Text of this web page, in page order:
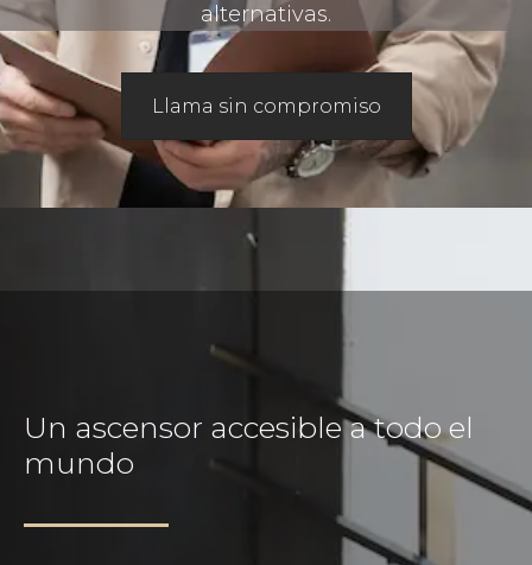
alternativas.
Llama sin compromiso
Un ascensor accesible a todo el
mundo